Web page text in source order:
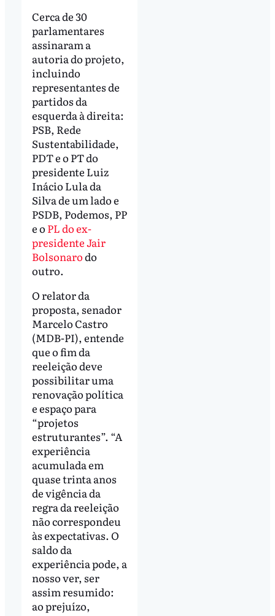
Cerca de 30
parlamentares
assinaram a
autoria do projeto,
incluindo
representantes de
partidos da
esquerda à direita:
PSB, Rede
Sustentabilidade,
PDT e o PT do
presidente Luiz
Inácio Lula da
Silva de um lado e
PSDB, Podemos, PP
e o PL do ex-
presidente Jair
Bolsonarodo
outro.
O relator da
proposta, senador
Marcelo Castro
(MDB-PI), entende
que o fim da
reeleição deve
possibilitar uma
renovação política
e espaço para
“projetos
estruturantes”. “A
experiência
acumulada em
quase trinta anos
de vigência da
regra da reeleição
não correspondeu
às expectativas. O
saldo da
experiência pode, a
nosso ver, ser
assim resumido:
ao prejuízo,